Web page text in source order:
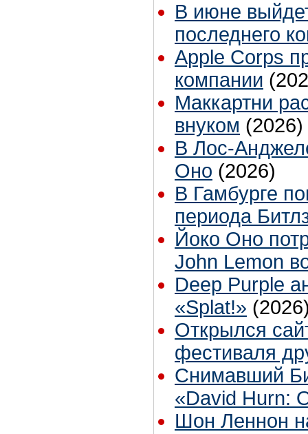
В июне
последнего
Apple Corps
компании
Маккартни
внуком (2026)
В Лос-
Оно (2026)
В Гамбурге
периода
Йоко Оно
John Lemon
Deep Purple
«Splat!»
Открылся
фестиваля
Снимавший
«David Hurn:
Шон Леннон